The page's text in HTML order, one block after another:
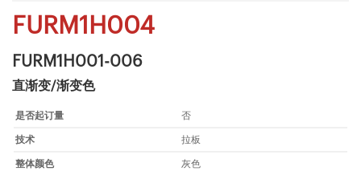
FURM1H004
FURM1H001-006
直渐变/渐变色
是否起订量 否
技术 拉板
整体颜色 灰色